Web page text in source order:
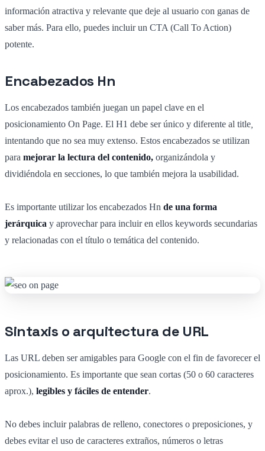
información atractiva y relevante que deje al usuario con ganas de
saber más. Para ello, puedes incluir un CTA (Call To Action)
potente.
Encabezados Hn
Los encabezados también juegan un papel clave en el
posicionamiento On Page. El H1 debe ser único y diferente al title
intentando que no sea muy extenso. Estos encabezados se utilizan
para mejorar la lectura del contenido, organizándola y
dividiéndola en secciones, lo que también mejora la usabilidad.
Es importante utilizar los encabezados Hn de una forma
jerárquica y aprovechar para incluir en ellos keywords secundarias
y relacionadas con el título o temática del contenido.
Sintaxis o arquitectura de URL
Las URL deben ser amigables para Google con el fin de favorecer el
posicionamiento. Es importante que sean cortas (50 o 60 caracteres
aprox.), legibles y fáciles de entender.
No debes incluir palabras de relleno, conectores o preposiciones, y
debes evitar el uso de caracteres extraños, números o letras